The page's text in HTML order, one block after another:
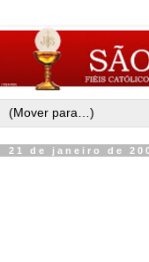
21 de janeiro de